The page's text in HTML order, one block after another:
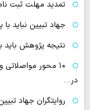
تمدید مهلت ثبت
جهاد تبیین نباید
نتیجه پژوهش باید
۱۰ محور
در…
روایتگران جهاد